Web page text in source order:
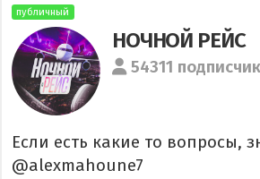
публичный
НОЧНОЙ РЕЙС
54311
Если есть какие то вопросы,
@alexmahoune7